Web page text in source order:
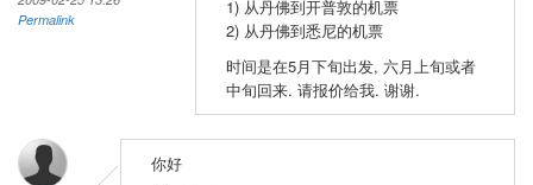
Permalink
1) 从丹佛到开普敦的机票
2) 从丹佛到悉尼的机票
时间是在5月下旬出发, 六月上旬或者
中旬回来. 请报价给我. 谢谢.
你好